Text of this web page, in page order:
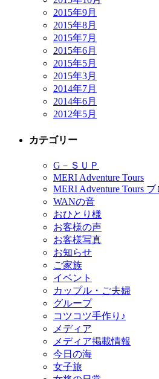
2015年9月
2015年8月
2015年7月
2015年6月
2015年5月
2015年3月
2014年7月
2014年6月
2012年5月
カテゴリー
G－ＳＵＰ
MERI Adventure Tours
MERI Adventure Tours
WANの音
おひとり様
お客様の声
お客様写真
お知らせ
ご家族
イベント
カップル・ご夫婦
グループ
コツコツ手作り♪
メディア
メディア掲載情報
今日の海
女子旅